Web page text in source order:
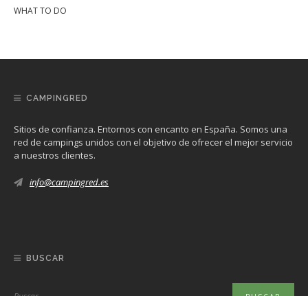
WHAT TO DO
CAMPINGRED
Sitios de confianza. Entornos con encanto en España. Somos una
red de campings unidos con el objetivo de ofrecer el mejor servicio
a nuestros clientes.
info@campingred.es
BUSCAR